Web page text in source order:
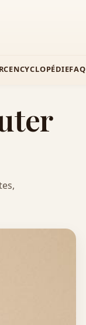
ENCYCLOPÉDIEFAQ